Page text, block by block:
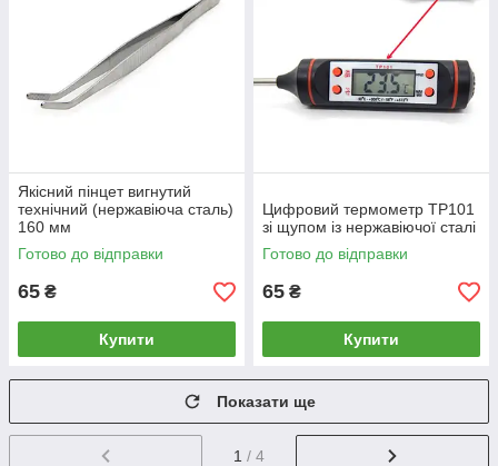
Якісний пінцет вигнутий
технічний (нержавіюча сталь)
160 мм
Готово до відправки
65 ₴
Купити
Цифровий термометр TP101
зі щупом із нержавіючої сталі
Готово до відправки
65 ₴
Купити
Показати ще
1 / 4